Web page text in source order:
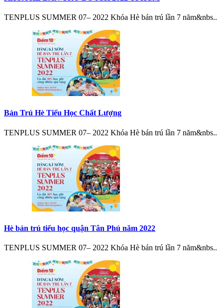
TENPLUS SUMMER 07– 2022 Khóa Hè bán trú lần 7 năm&nbs..
Bán Trú Hè Tiểu Học Chất Lượng
TENPLUS SUMMER 07– 2022 Khóa Hè bán trú lần 7 năm&nbs..
Hè bán trú tiểu học quận Tân Phú năm 2022
TENPLUS SUMMER 07– 2022 Khóa Hè bán trú lần 7 năm&nbs..